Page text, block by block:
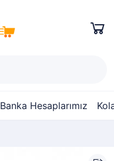
Banka Hesaplarımız